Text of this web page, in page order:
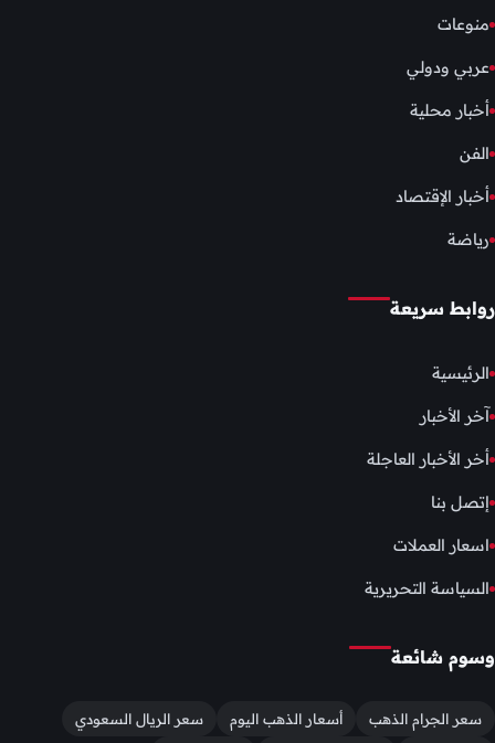
منوعات
عربي ودولي
أخبار محلية
الفن
أخبار الإقتصاد
رياضة
روابط سريعة
الرئيسية
آخر الأخبار
أخر الأخبار العاجلة
إتصل بنا
اسعار العملات
السياسة التحريرية
وسوم شائعة
سعر الجرام الذهب أسعار الذهب اليوم سعر الريال السعودي